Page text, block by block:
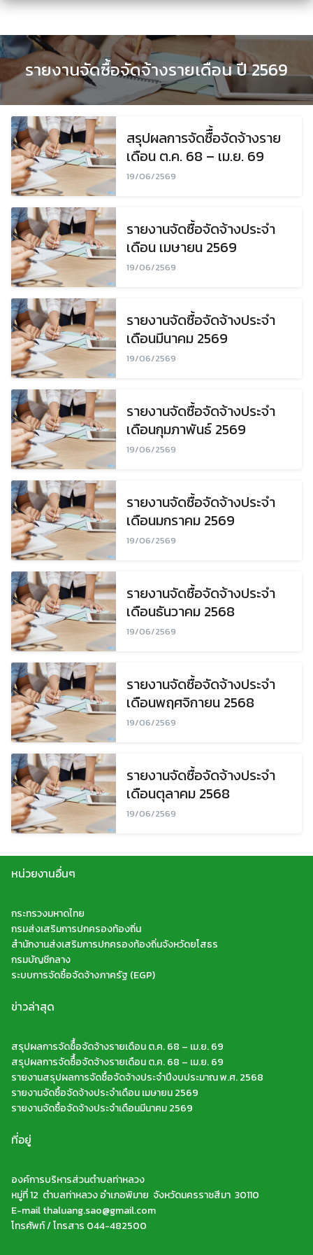
Skip
content
Search
for:
รายงานจัดซื้อจัดจ้างรายเดือน ปี 2569
สรุปผลการจัดซืื้อจัดจ้างราย
เดือน ต.ค. 68 – เม.ย. 69
19/06/2569
รายงานจัดซื้อจัดจ้างประจำ
เดือน เมษายน 2569
19/06/2569
รายงานจัดซื้อจัดจ้างประจำ
เดือนมีนาคม 2569
19/06/2569
รายงานจัดซื้อจัดจ้างประจำ
เดือนกุมภาพันธ์ 2569
19/06/2569
รายงานจัดซื้อจัดจ้างประจำ
เดือนมกราคม 2569
19/06/2569
รายงานจัดซื้อจัดจ้างประจำ
เดือนธันวาคม 2568
19/06/2569
รายงานจัดซื้อจัดจ้างประจำ
เดือนพฤศจิกายน 2568
19/06/2569
รายงานจัดซื้อจัดจ้างประจำ
เดือนตุลาคม 2568
19/06/2569
หน่วยงานอื่นๆ
กระทรวงมหาดไทย
กรมส่งเสริมการปกครองท้องถิ่น
สำนักงานส่งเสริมการปกครองท้องถิ่นจังหวัดยโสธร
กรมบัญชีกลาง
ระบบการจัดซื้อจัดจ้างภาครัฐ (EGP)
ข่าวล่าสุด
สรุปผลการจัดซืื้อจัดจ้างรายเดือน ต.ค. 68 – เม.ย. 69
สรุปผลการจัดซืื้อจัดจ้างรายเดือน ต.ค. 68 – เม.ย. 69
รายงานสรุปผลการจัดซื้อจัดจ้างประจำปีงบประมาณ พ.ศ. 2568
รายงานจัดซื้อจัดจ้างประจำเดือน เมษายน 2569
รายงานจัดซื้อจัดจ้างประจำเดือนมีนาคม 2569
ที่อยู่
องค์การบริหารส่วนตำบลท่าหลวง
หมู่ที่ 12 ตำบลท่าหลวง อำเภอพิมาย จังหวัดนครราชสีมา 30110
E-mail thaluang.sao@gmail.com
โทรศัพท์ / โทรสาร 044-482500